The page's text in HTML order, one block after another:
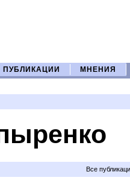
ПУБЛИКАЦИИ МНЕНИЯ
Все